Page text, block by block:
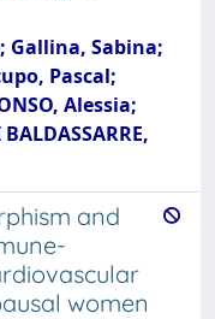
Gallina, Sabina;
Pascal;
Alessia;
and
women